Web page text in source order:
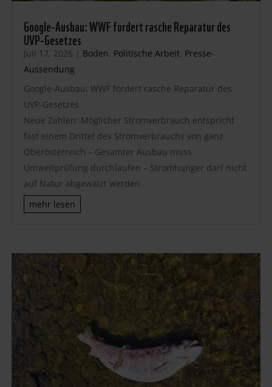
Google-Ausbau: WWF fordert rasche Reparatur des
UVP-Gesetzes
Juli 17, 2026 | Boden, Politische Arbeit, Presse-
Aussendung
Google-Ausbau: WWF fordert rasche Reparatur des
UVP-Gesetzes
Neue Zahlen: Möglicher Stromverbrauch entspricht
fast einem Drittel des Stromverbrauchs von ganz
Oberösterreich – Gesamter Ausbau muss
Umweltprüfung durchlaufen – Stromhunger darf nicht
auf Natur abgewälzt werden
mehr lesen